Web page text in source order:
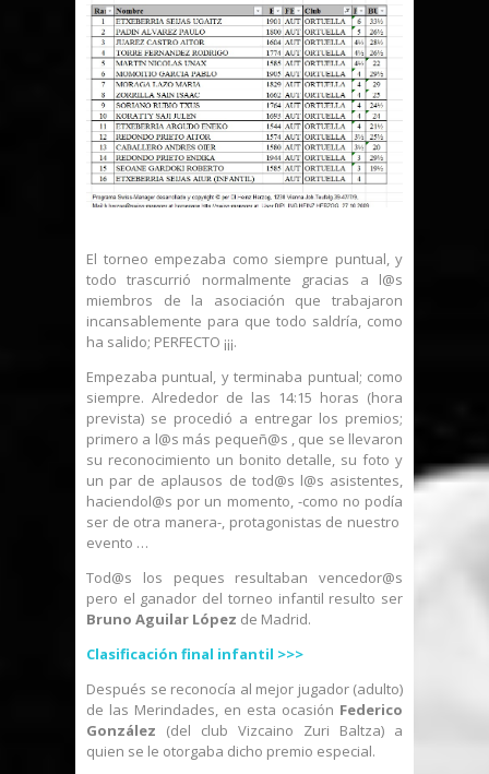
El torneo empezaba como siempre puntual, y
todo trascurrió normalmente gracias a l@s
miembros de la asociación que trabajaron
incansablemente para que todo saldría, como
ha salido; PERFECTO ¡¡¡.
Empezaba puntual, y terminaba puntual; como
siempre. Alrededor de las 14:15 horas (hora
prevista) se procedió a entregar los premios;
primero a l@s más pequeñ@s , que se llevaron
su reconocimiento un bonito detalle, su foto y
un par de aplausos de tod@s l@s asistentes,
haciendol@s por un momento, -como no podía
ser de otra manera-, protagonistas de nuestro
evento …
Tod@s los peques resultaban vencedor@s
pero el ganador del torneo infantil resulto ser
Bruno Aguilar López de Madrid.
Clasificación final infantil >>>
Después se reconocía al mejor jugador (adulto)
de las Merindades, en esta ocasión Federico
González (del club Vizcaino Zuri Baltza) a
quien se le otorgaba dicho premio especial.